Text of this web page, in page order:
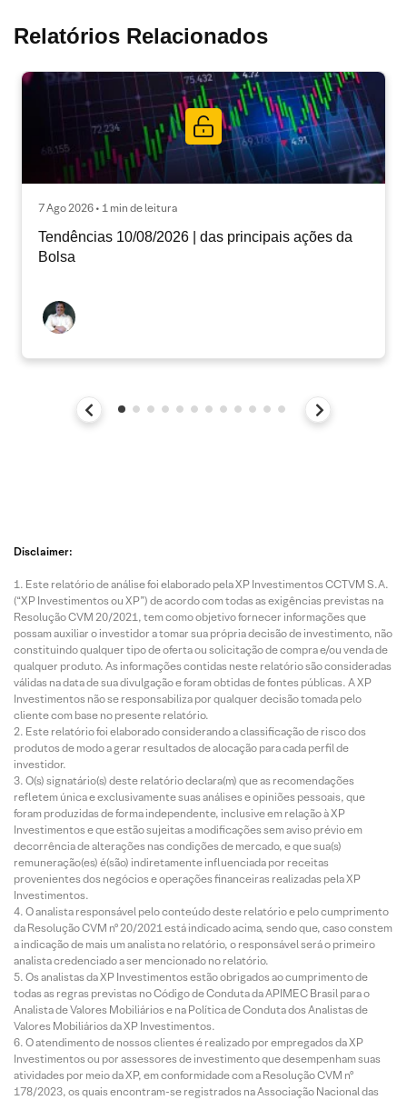
Relatórios Relacionados
7 Ago 2026 • 1 min de leitura
Tendências 10/08/2026 | das principais ações da
Bolsa
Disclaimer:
Este relatório de análise foi elaborado pela XP Investimentos CCTVM S.A.
(“XP Investimentos ou XP”) de acordo com todas as exigências previstas na
Resolução CVM 20/2021, tem como objetivo fornecer informações que
possam auxiliar o investidor a tomar sua própria decisão de investimento, não
constituindo qualquer tipo de oferta ou solicitação de compra e/ou venda de
qualquer produto. As informações contidas neste relatório são consideradas
válidas na data de sua divulgação e foram obtidas de fontes públicas. A XP
Investimentos não se responsabiliza por qualquer decisão tomada pelo
cliente com base no presente relatório.
Este relatório foi elaborado considerando a classificação de risco dos
produtos de modo a gerar resultados de alocação para cada perfil de
investidor.
O(s) signatário(s) deste relatório declara(m) que as recomendações
refletem única e exclusivamente suas análises e opiniões pessoais, que
foram produzidas de forma independente, inclusive em relação à XP
Investimentos e que estão sujeitas a modificações sem aviso prévio em
decorrência de alterações nas condições de mercado, e que sua(s)
remuneração(es) é(são) indiretamente influenciada por receitas
provenientes dos negócios e operações financeiras realizadas pela XP
Investimentos.
O analista responsável pelo conteúdo deste relatório e pelo cumprimento
da Resolução CVM nº 20/2021 está indicado acima, sendo que, caso constem
a indicação de mais um analista no relatório, o responsável será o primeiro
analista credenciado a ser mencionado no relatório.
Os analistas da XP Investimentos estão obrigados ao cumprimento de
todas as regras previstas no Código de Conduta da APIMEC Brasil para o
Analista de Valores Mobiliários e na Política de Conduta dos Analistas de
Valores Mobiliários da XP Investimentos.
O atendimento de nossos clientes é realizado por empregados da XP
Investimentos ou por assessores de investimento que desempenham suas
atividades por meio da XP, em conformidade com a Resolução CVM nº
178/2023, os quais encontram-se registrados na Associação Nacional das